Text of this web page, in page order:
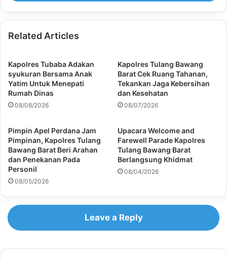
Related Articles
Kapolres Tubaba Adakan
syukuran Bersama Anak
Yatim Untuk Menepati
Rumah Dinas
08/08/2026
Kapolres Tulang Bawang
Barat Cek Ruang Tahanan,
Tekankan Jaga Kebersihan
dan Kesehatan
08/07/2026
Pimpin Apel Perdana Jam
Pimpinan, Kapolres Tulang
Bawang Barat Beri Arahan
dan Penekanan Pada
Personil
08/05/2026
Upacara Welcome and
Farewell Parade Kapolres
Tulang Bawang Barat
Berlangsung Khidmat
08/04/2026
Leave a Reply